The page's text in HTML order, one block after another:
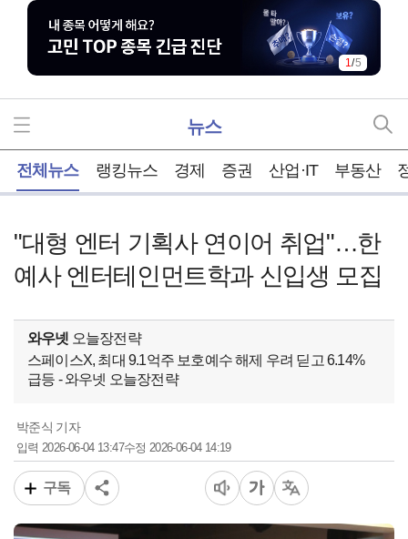
1/5
뉴스
전체뉴스 랭킹뉴스 경제 증권 산업·IT 부동산
"대형 엔터 기획사 연이어 취업"…한
예사 엔터테인먼트학과 신입생 모집
와우넷 오늘장전략
스페이스X, 최대 9.1억주 보호예수 해제 우려 딛고 6.14%
급등 - 와우넷 오늘장전략
박준식 기자
입력2026-06-04 13:47수정 2026-06-04 14:19
구독